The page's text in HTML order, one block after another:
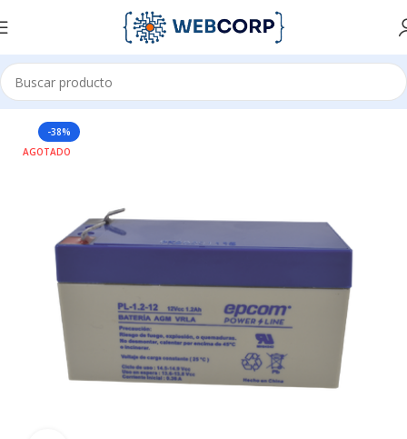
Inicio ENERGÍA BATERIAS
-38%
AGOTADO